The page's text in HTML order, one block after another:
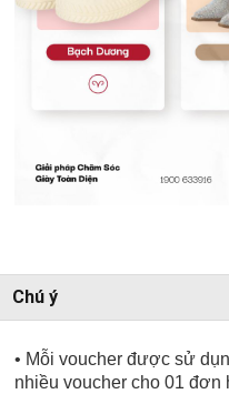
Chú ý
• Mỗi voucher được sử
nhiều voucher cho 01 đơn